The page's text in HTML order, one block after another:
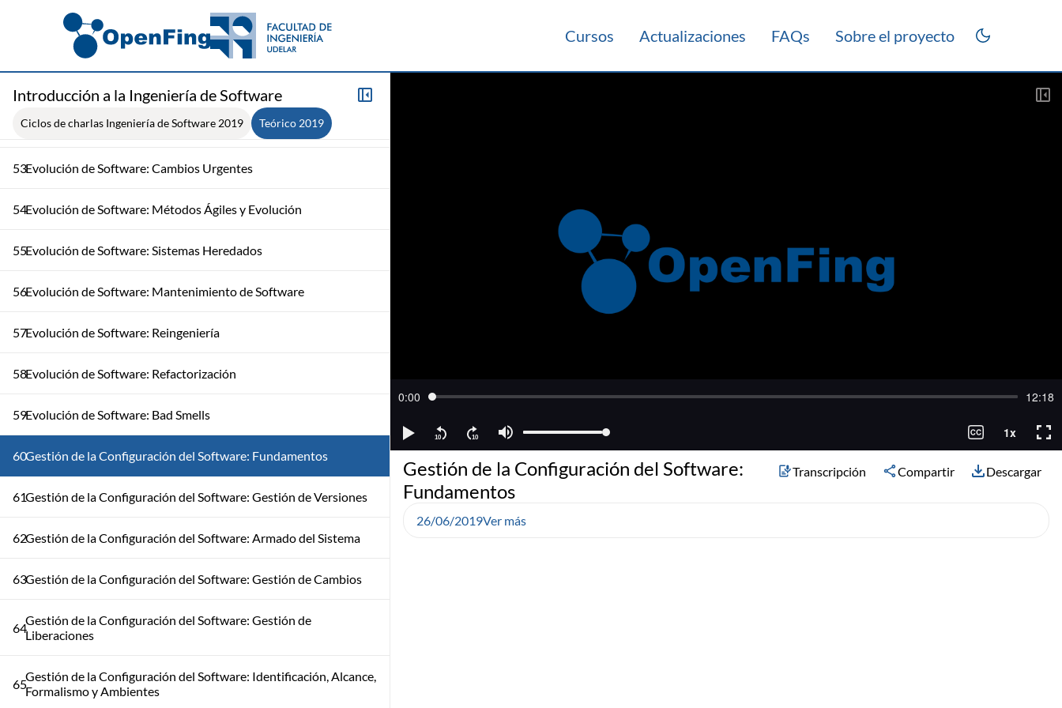
Cursos Actualizaciones FAQs Sobre el proyecto
Introducción a la Ingeniería de Software
Ciclos de charlas Ingeniería de Software 2019 Teórico 2019
Liberación del Sistema
52Evolución de Software: Procesos de Evolución
53Evolución de Software: Cambios Urgentes
54Evolución de Software: Métodos Ágiles y Evolución
55Evolución de Software: Sistemas Heredados
56Evolución de Software: Mantenimiento de Software
57Evolución de Software: Reingeniería
58Evolución de Software: Refactorización
59Evolución de Software: Bad Smells
60Gestión de la Configuración del Software: Fundamentos
61Gestión de la Configuración del Software: Gestión de Versiones
62Gestión de la Configuración del Software: Armado del Sistema
63Gestión de la Configuración del Software: Gestión de Cambios
64Gestión de la Configuración del Software: Gestión de
Liberaciones
65Gestión de la Configuración del Software: Identificación, Alcance,
Formalismo y Ambientes
Gestión de la Configuración del Software:
Fundamentos
Transcripción Compartir Descargar
26/06/2019Ver más